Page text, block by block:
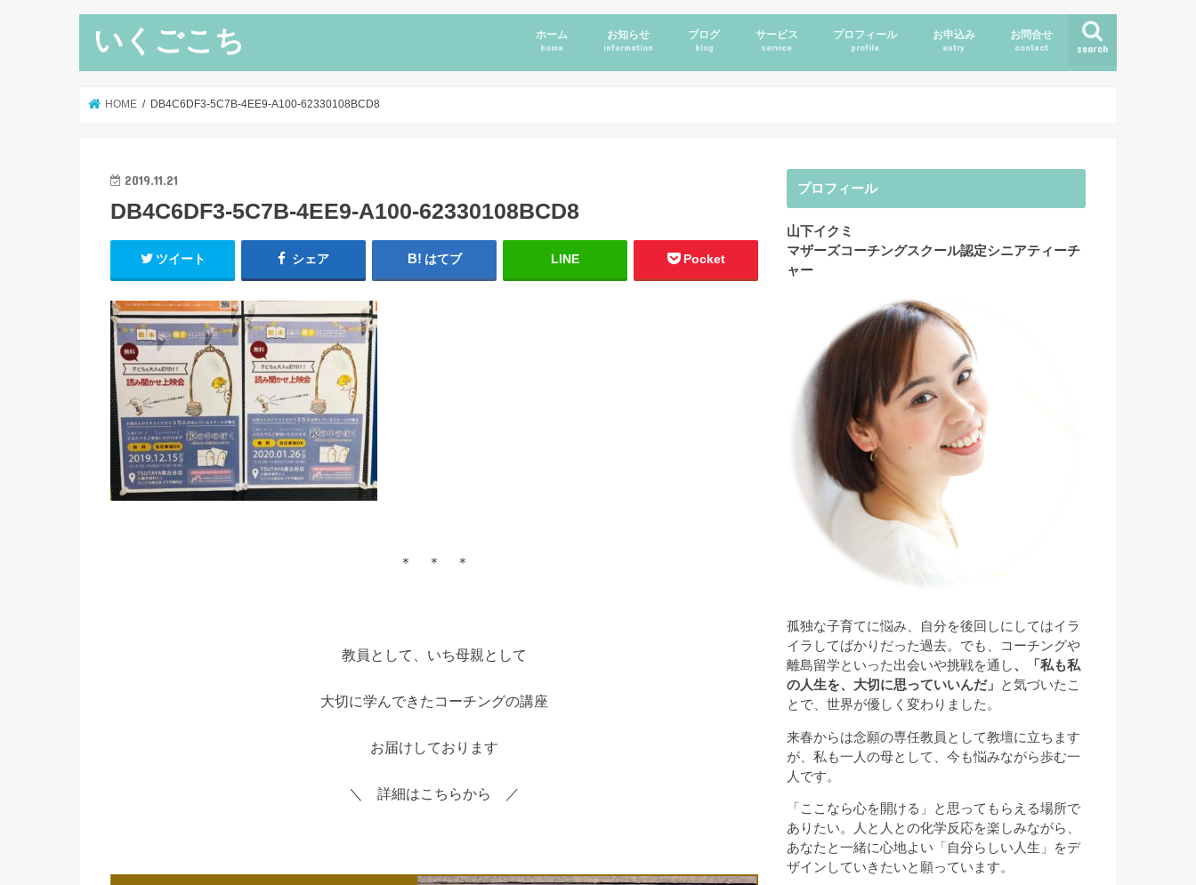
いくごこち search
ホーム
home
お知らせ
information
ブログ
blog
サービス
service
プロフィール
profile
お申込み
entry
お問合せ
contact
HOME DB4C6DF3-5C7B-4EE9-A100-62330108BCD8
2019.11.21
DB4C6DF3-5C7B-4EE9-A100-62330108BCD8
ツイート シェア はてブ LINE Pocket
＊ ＊ ＊
教員として、いち母親として
大切に学んできたコーチングの講座
お届けしております
＼ 詳細はこちらから ／
プロフィール
山下イクミ
マザーズコーチングスクール認定シニアティーチ
ャー
孤独な子育てに悩み、自分を後回しにしてはイラ
イラしてばかりだった過去。でも、コーチングや
離島留学といった出会いや挑戦を通し、「私も私
の人生を、大切に思っていいんだ」
と気づいたこ
とで、世界が優しく変わりました。
来春からは念願の専任教員として教壇に立ちます
が、私も一人の母として、今も悩みながら歩む一
人です。
「ここなら心を開ける」と思ってもらえる場所で
ありたい。人と人との化学反応を楽しみながら、
あなたと一緒に心地よい「自分らしい人生」をデ
ザインしていきたいと願っています。